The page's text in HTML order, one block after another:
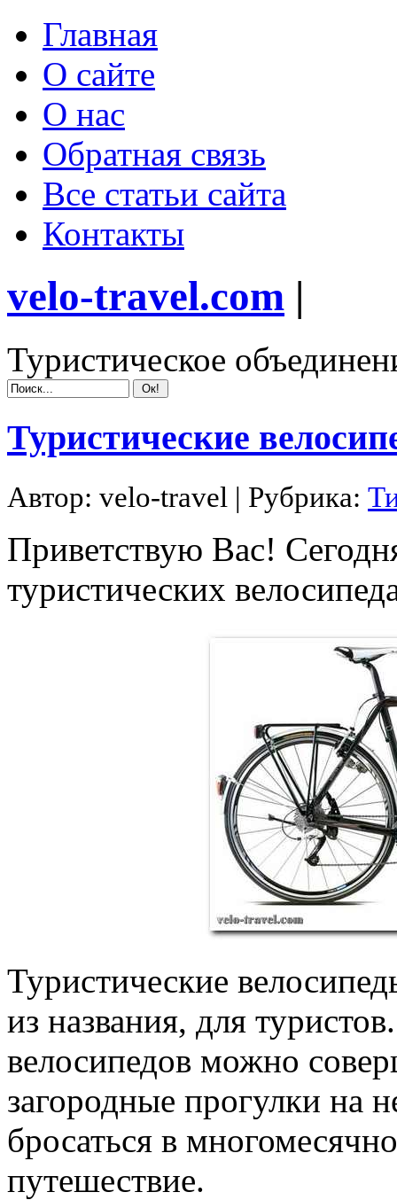
Главная
О сайте
О нас
Обратная связь
Все статьи сайта
Контакты
velo-travel.com |
Туристическое
Туристические
Автор: velo-travel | Рубрика:
Приветствую Вас!
туристических
Туристические
из названия, для
велосипедов можно
загородные прогулки на
бросаться в
путешествие.